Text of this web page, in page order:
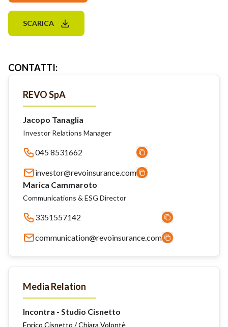
SCARICA
CONTATTI:
REVO SpA
Jacopo Tanaglia
Investor Relations Manager
045 8531662
investor@revoinsurance.com
Marica Cammaroto
Communications & ESG Director
3351557142
communication@revoinsurance.com
Media Relation
Incontra - Studio Cisnetto
Enrico Cisnetto / Chiara Volontè